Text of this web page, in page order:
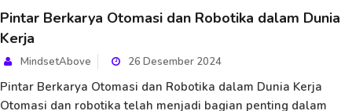
Pintar Berkarya Otomasi dan Robotika dalam Dunia
Kerja
MindsetAbove 26 Desember 2024
Pintar Berkarya Otomasi dan Robotika dalam Dunia Kerja
Otomasi dan robotika telah menjadi bagian penting dalam